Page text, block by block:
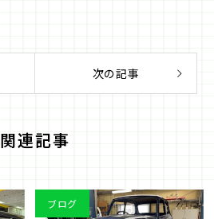
次の記事
関連記事
ブログ